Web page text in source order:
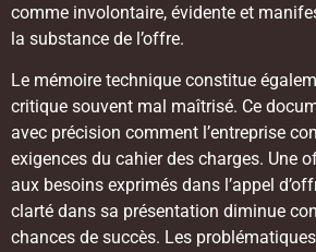
comme involontaire, évidente et
la substance de l’offre.
Le mémoire technique constitue
critique souvent mal maîtrisé. Ce
avec précision comment l’entreprise
exigences du cahier des charges. Une
aux besoins exprimés dans l’appel
clarté dans sa présentation diminue
chances de succès. Les